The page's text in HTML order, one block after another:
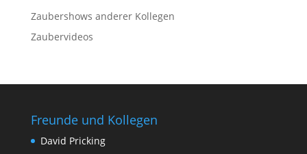
Zaubershows anderer Kollegen
Zaubervideos
Freunde und Kollegen
David Pricking